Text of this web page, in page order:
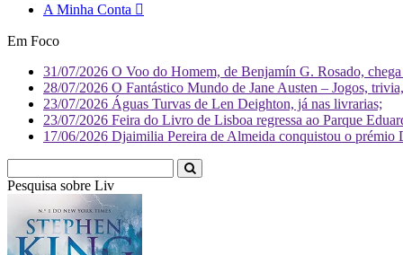
A Minha Conta
Em Foco
31/07/2026 O Voo do Homem, de Benjamín G. Rosado,
28/07/2026 O Fantástico Mundo de Jane Austen – Jogos,
23/07/2026 Águas Turvas de Len Deighton, já nas livrarias;
23/07/2026 Feira do Livro de Lisboa regressa ao Parque
17/06/2026 Djaimilia Pereira de Almeida conquistou o
Pesquisa sobre Literatura